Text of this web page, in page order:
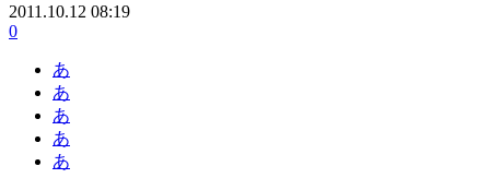
2011.10.12 08:19
0
あ
あ
あ
あ
あ